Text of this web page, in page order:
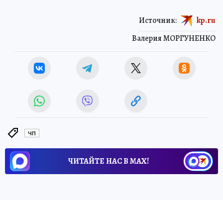
Валерия МОРГУНЕНКО
Источник: kp.ru
ЧП
ЧИТАЙТЕ НАС В МАХ!